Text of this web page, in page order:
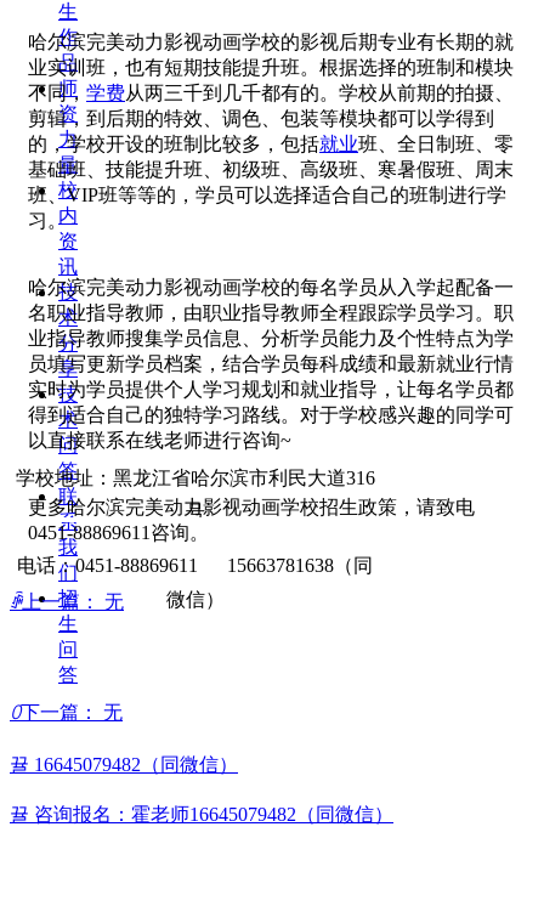
生
作
品
师
资
力
量
校
内
资
讯
技
术
分
享
技
术
问
答
联
系
我
们
招
生
问
答
哈尔滨完美动力影视动画学校的影视后期专业有长期的就
业实训班，也有短期技能提升班。根据选择的班制和模块
不同， 学费从两三千到几千都有的。学校从前期的拍摄、
剪辑，到后期的特效、调色、包装等模块都可以学得到
的，学校开设的班制比较多，包括就业班、全日制班、零
基础班、技能提升班、初级班、高级班、寒暑假班、周末
班、VIP班等等的，学员可以选择适合自己的班制进行学
习。
哈尔滨完美动力影视动画学校的每名学员从入学起配备一
名职业指导教师，由职业指导教师全程跟踪学员学习。职
业指导教师搜集学员信息、分析学员能力及个性特点为学
员填写更新学员档案，结合学员每科成绩和最新就业行情
实时为学员提供个人学习规划和就业指导，让每名学员都
得到适合自己的独特学习路线。对于学校感兴趣的同学可
以直接联系在线老师进行咨询~
更多哈尔滨完美动力影视动画学校招生政策，请致电
0451-88869611咨询。
ꄴ上一篇： 无
ꄲ下一篇： 无
뀰 16645079482（同微信）
뀰 咨询报名：霍老师16645079482（同微信）
学校地址：黑龙江省哈尔滨市利民大道316
号
电话：0451-88869611 15663781638（同
微信）